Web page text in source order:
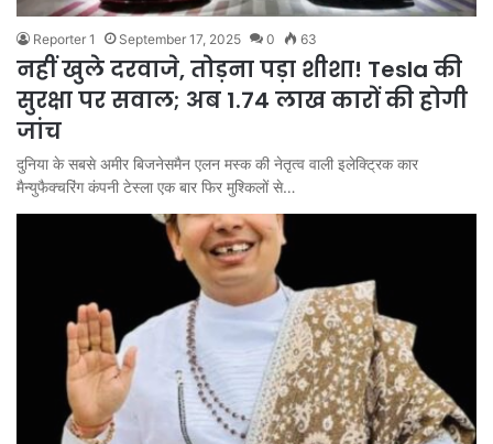
Reporter 1 September 17, 2025 0 63
नहीं खुले दरवाजे, तोड़ना पड़ा शीशा! Tesla की
सुरक्षा पर सवाल; अब 1.74 लाख कारों की होगी
जांच
दुनिया के सबसे अमीर बिजनेसमैन एलन मस्क की नेतृत्व वाली इलेक्ट्रिक कार
मैन्युफैक्चरिंग कंपनी टेस्ला एक बार फिर मुश्किलों से…